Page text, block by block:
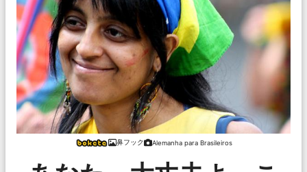
鼻フック Alemanha para Brasileiros